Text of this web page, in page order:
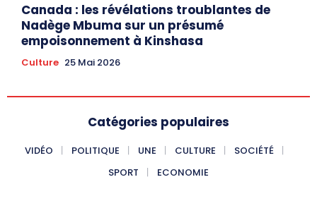
Canada : les révélations troublantes de
Nadège Mbuma sur un présumé
empoisonnement à Kinshasa
Culture 25 Mai 2026
Catégories populaires
VIDÉO POLITIQUE UNE CULTURE
SOCIÉTÉ
SPORT
ECONOMIE